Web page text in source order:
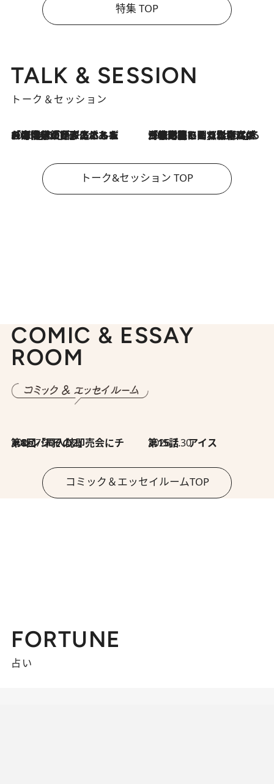
特集 TOP
TALK & SESSION
トーク＆セッション
2026.8.3
「今後値上げがあるとすれば…」「リスクがあるのは今年の冬」エネルギー専門家が語る、ホルムズ海峡封鎖が家庭にもたらす“ある心配” 2026.8.3
「住宅建てられない…」「サーチャージ料の高値が続いている」ホルムズ海峡封鎖による影響はいつまで続く？《エネルギー専門家に聞く“どうなる日本の暮らし”》
トーク&セッション TOP
COMIC & ESSAY
ROOM
2026.7.30
第8回「同人誌即売会にチャレンジ その2」 2026.7.30
第15話 アイス
コミック＆エッセイルームTOP
FORTUNE
占い